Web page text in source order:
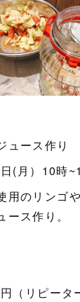
ース作り
(月）10時
用のリンゴ
ス作り。
（リピータ